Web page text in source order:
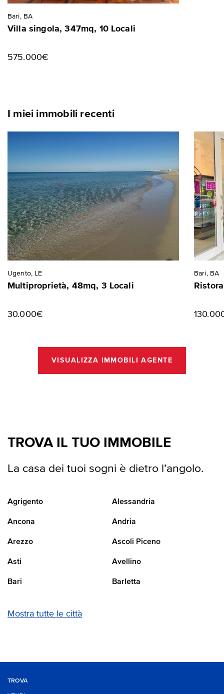
Bari, BA
Villa singola, 347mq, 10 Locali
575.000€
I miei immobili recenti
Ugento, LE
Multiproprietà, 48mq, 3 Locali
30.000€
Bari, BA
VISUALIZZA IMMOBILI AGENTE
TROVA IL TUO IMMOBILE
La casa dei tuoi sogni è dietro l’angolo.
Agrigento Alessandria
Ancona Andria
Arezzo Ascoli Piceno
Asti Avellino
Bari Barletta
Mostra tutte le città
TROVA